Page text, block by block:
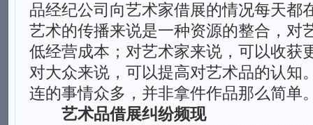
品经纪公司向艺术家借展的情况每天都
艺术的传播来说是一种资源的整合，对
低经营成本；对艺术家来说，可以收获
对大众来说，可以提高对艺术品的认知
连的事情众多，并非拿件作品那么简单
艺术品借展纠纷频现